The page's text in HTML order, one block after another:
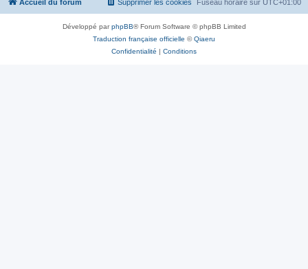
Accueil du forum Fuseau horaire sur UTC+01:00
Supprimer les cookies
Développé parphpBB® Forum Software © phpBB Limited
Traduction française officielle ©Qiaeru
Confidentialité | Conditions